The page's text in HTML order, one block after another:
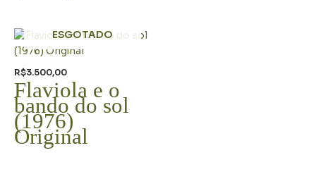
ESGOTADO
R$3.500,00
Flaviola e o
bando do sol
(1976)
Original